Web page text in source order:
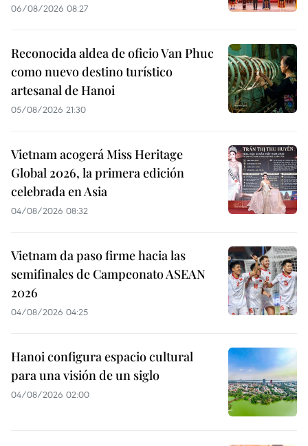
06/08/2026 08:27
Reconocida aldea de oficio Van Phuc
como nuevo destino turístico
artesanal de Hanoi
05/08/2026 21:30
Vietnam acogerá Miss Heritage
Global 2026, la primera edición
celebrada en Asia
04/08/2026 08:32
Vietnam da paso firme hacia las
semifinales de Campeonato ASEAN
2026
04/08/2026 04:25
Hanoi configura espacio cultural
para una visión de un siglo
04/08/2026 02:00